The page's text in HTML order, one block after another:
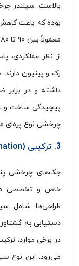
بالاست. سیلندر
بوده که باعث
معمولاً بین ۹۰ تا ۲۸۰ درجه قرار دارد.
از نظر عملکردی،
رک و پینیون
داشته و در برابر
پیچیدگی ساخت و
چرخشی نوع پره‌ای
3. ترکیبی (Combination)
جک‌های چرخشی
خاص و تخصصی
طراحی‌ها شامل
دستیابی به گشتاور
در برخی موارد،
می‌رود. این نوع